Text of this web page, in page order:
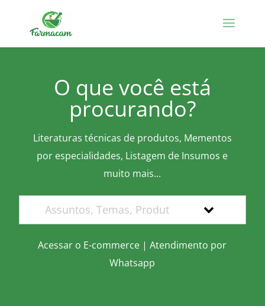
O que você está
procurando?
Literaturas técnicas de produtos, Mementos
por especialidades, Listagem de Insumos e
muito mais...
Acessar o E-commerce |Atendimento por
Whatsapp